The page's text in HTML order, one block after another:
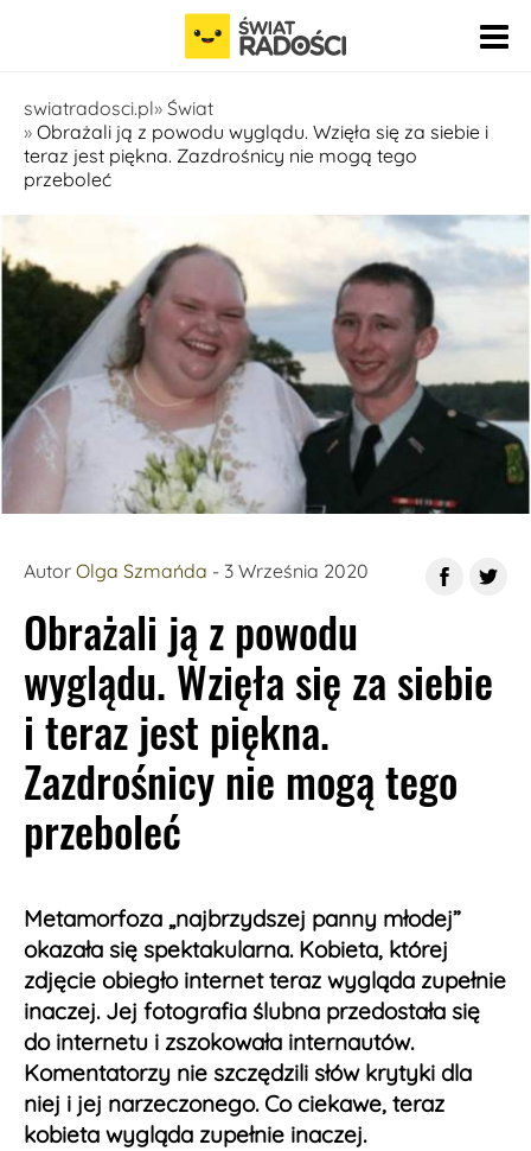
Pomiń nawigację
swiatradosci.pl Świat
Obrażali ją z powodu wyglądu. Wzięła się za siebie i
teraz jest piękna. Zazdrośnicy nie mogą tego
przeboleć
Autor Olga Szmańda - 3 Września 2020
Obrażali ją z powodu
wyglądu. Wzięła się za siebie
i teraz jest piękna.
Zazdrośnicy nie mogą tego
przeboleć
Metamorfoza „najbrzydszej panny młodej”
okazała się spektakularna. Kobieta, której
zdjęcie obiegło internet teraz wygląda zupełnie
inaczej. Jej fotografia ślubna przedostała się
do internetu i zszokowała internautów.
Komentatorzy nie szczędzili słów krytyki dla
niej i jej narzeczonego. Co ciekawe, teraz
kobieta wygląda zupełnie inaczej.